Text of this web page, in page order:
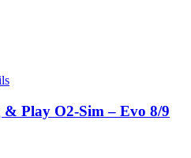
Play O2-Sim – Evo 8/9